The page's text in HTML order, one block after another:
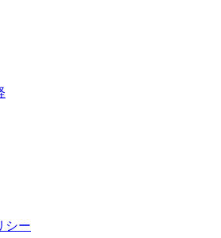
シー